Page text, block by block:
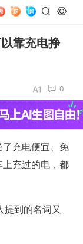
靠充电挣
0
充电便宜、免
充过的电，都
提到的名词又